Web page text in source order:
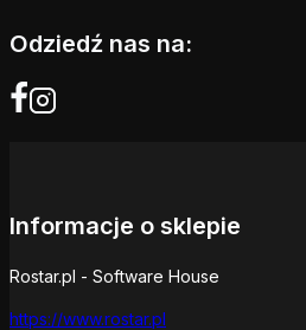
Odziedź nas na:
Informacje o sklepie
Rostar.pl - Software House
https://www.rostar.pl